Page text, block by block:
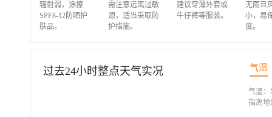
辐射弱，涂擦
SPF8-12防晒护
肤品。
需注意远离过敏
源，适当采取防
护措施。
建议穿薄外套或
牛仔裤等服装。
无雨且
小，易
度。
过去24小时整点天气实况 气温
气温：
指离地